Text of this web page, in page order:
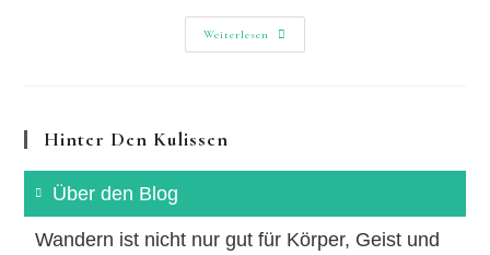
Weiterlesen
Drei-
Burgen-
Hinter Den Kulissen
Über den Blog
Wandern ist nicht nur gut für Körper, Geist und